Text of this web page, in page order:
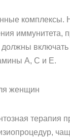
комплексы.
иммунитета,
должны
А, С и Е.
женщин
терапия